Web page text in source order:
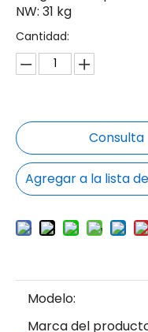
NW: 31 kg
Cantidad:
Consulta
Agregar a la lista
Modelo:
Marca del